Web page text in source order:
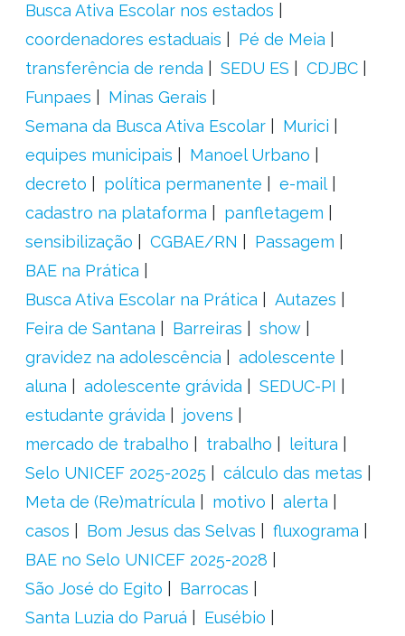
Busca Ativa Escolar nos estados
coordenadores estaduais
Pé de Meia
transferência de renda
SEDU ES
CDJBC
Funpaes
Minas Gerais
Semana da Busca Ativa Escolar
Murici
equipes municipais
Manoel Urbano
decreto
política permanente
e-mail
cadastro na plataforma
panfletagem
sensibilização
CGBAE/RN
Passagem
BAE na Prática
Busca Ativa Escolar na Prática
Autazes
Feira de Santana
Barreiras
show
gravidez na adolescência
adolescente
aluna
adolescente grávida
SEDUC-PI
estudante grávida
jovens
mercado de trabalho
trabalho
leitura
Selo UNICEF 2025-2025
cálculo das metas
Meta de (Re)matrícula
motivo
alerta
casos
Bom Jesus das Selvas
fluxograma
BAE no Selo UNICEF 2025-2028
São José do Egito
Barrocas
Santa Luzia do Paruá
Eusébio